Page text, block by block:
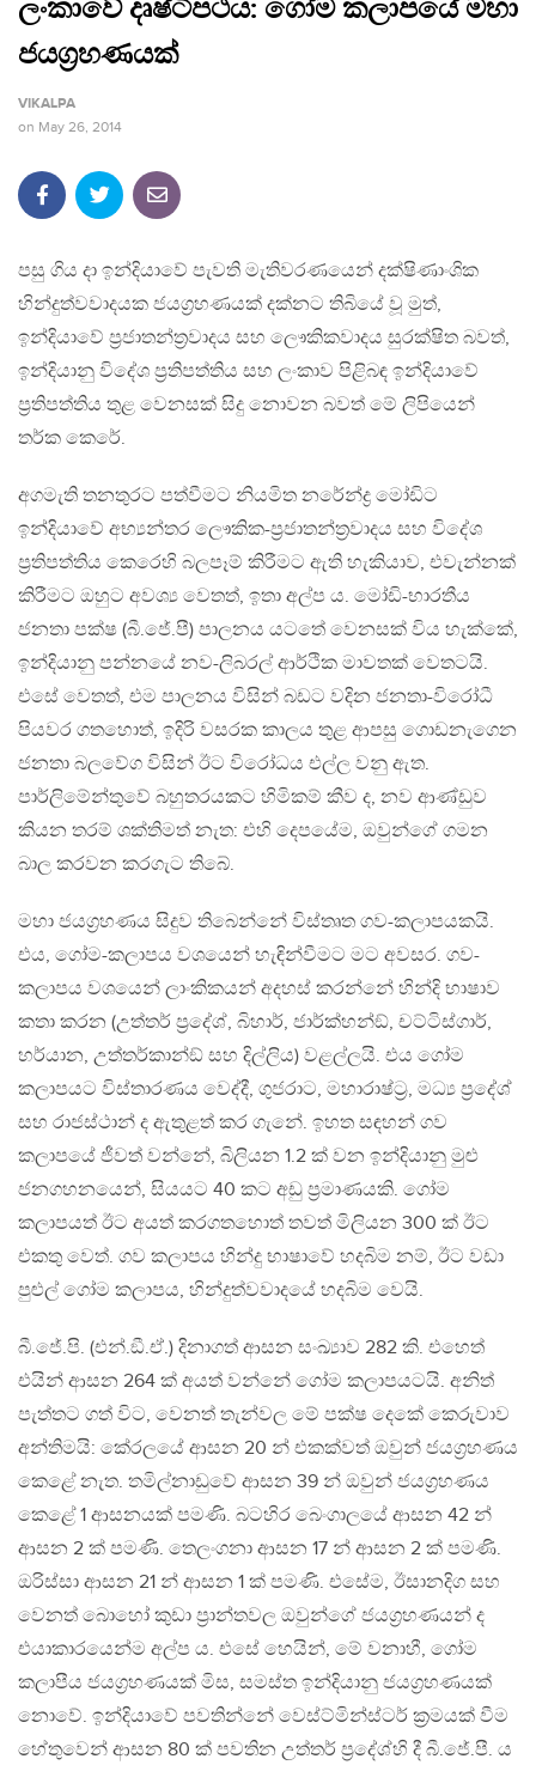
ලංකාවේ දෘෂ්ටිපථය: ගෝම කලාපයේ මහා
ජයග‍්‍රහණයක්
VIKALPA
on May 26, 2014
පසු ගිය දා ඉන්දියාවේ පැවති මැතිවරණයෙන් දක්ෂිණාංශික
හින්දුත්වවාදයක ජයග‍්‍රහණයක් දක්නට තිබියේ වූ මුත්,
ඉන්දියාවේ ප‍්‍රජාතන්ත‍්‍රවාදය සහ ලෞකිකවාදය සුරක්ෂිත බවත්,
ඉන්දියානු විදේශ ප‍්‍රතිපත්තිය සහ ලංකාව පිළිබඳ ඉන්දියාවේ
ප‍්‍රතිපත්තිය තුළ වෙනසක් සිදු නොවන බවත් මේ ලිපියෙන්
තර්ක කෙරේ.
අගමැති තනතුරට පත්වීමට නියමිත නරේන්ද්‍ර මෝඩිට
ඉන්දියාවේ අභ්‍යන්තර ලෞකික-ප‍්‍රජාතන්ත‍්‍රවාදය සහ විදේශ
ප‍්‍රතිපත්තිය කෙරෙහි බලපෑම් කිරීමට ඇති හැකියාව, එවැන්නක්
කිරීමට ඔහුට අවශ්‍ය වෙතත්, ඉතා අල්ප ය. මෝඩි-භාරතීය
ජනතා පක්ෂ (බී.ජේ.පී) පාලනය යටතේ වෙනසක් විය හැක්කේ,
ඉන්දියානු පන්නයේ නව-ලිබරල් ආර්ථික මාවතක් වෙතටයි.
එසේ වෙතත්, එම පාලනය විසින් බඩට වදින ජනතා-විරෝධී
පියවර ගතහොත්, ඉදිරි වසරක කාලය තුළ ආපසු ගොඩනැගෙන
ජනතා බලවේග විසින් ඊට විරෝධය එල්ල වනු ඇත.
පාර්ලිමේන්තුවේ බහුතරයකට හිමිකම් කීව ද, නව ආණ්ඩුව
කියන තරම් ශක්තිමත් නැත: එහි දෙපයේම, ඔවුන්ගේ ගමන
බාල කරවන කරගැට තිබේ.
මහා ජයග‍්‍රහණය සිදුව තිබෙන්නේ විස්තෘත ගව-කලාපයකයි.
එය, ගෝම-කලාපය වශයෙන් හැඳින්වීමට මට අවසර. ගව-
කලාපය වශයෙන් ලාංකිකයන් අදහස් කරන්නේ හින්දි භාෂාව
කතා කරන (උත්තර් ප‍්‍රදේශ්, බිහාර්, ජාර්ක්හන්ඞ්, චට්ටිස්ගාර්,
හර්යාන, උත්තර්කාන්ඞ් සහ දිල්ලිය) වළල්ලයි. එය ගෝම
කලාපයට විස්තාරණය වෙද්දී, ගුජරාට, මහාරාෂ්ට‍්‍ර, මධ්‍ය ප‍්‍රදේශ්
සහ රාජස්ථාන් ද ඇතුළත් කර ගැනේ. ඉහත සඳහන් ගව
කලාපයේ ජීවත් වන්නේ, බිලියන 1.2 ක් වන ඉන්දියානු මුළු
ජනගහනයෙන්, සියයට 40 කට අඩු ප‍්‍රමාණයකි. ගෝම
කලාපයත් ඊට අයත් කරගතහොත් තවත් මිලියන 300 ක් ඊට
එකතු වෙත්. ගව කලාපය හින්දු භාෂාවේ හදබිම නම්, ඊට වඩා
පුළුල් ගෝම කලාපය, හින්දුත්වවාදයේ හදබිම වෙයි.
බී.ජේ.පි. (එන්.ඞී.ඒ.) දිනාගත් ආසන සංඛ්‍යාව 282 කි. එහෙත්
එයින් ආසන 264 ක් අයත් වන්නේ ගෝම කලාපයටයි. අනිත්
පැත්තට ගත් විට, වෙනත් තැන්වල මේ පක්ෂ දෙකේ කෙරුවාව
අන්තිමයි: කේරලයේ ආසන 20 න් එකක්වත් ඔවුන් ජයග‍්‍රහණය
කෙළේ නැත. තමිල්නාඩුවේ ආසන 39 න් ඔවුන් ජයග‍්‍රහණය
කෙළේ 1 ආසනයක් පමණි. බටහිර බෙංගාලයේ ආසන 42 න්
ආසන 2 ක් පමණි. තෙලංගනා ආසන 17 න් ආසන 2 ක් පමණි.
ඔරිස්සා ආසන 21 න් ආසන 1 ක් පමණි. එසේම, ඊසානදිග සහ
වෙනත් බොහෝ කුඩා ප‍්‍රාන්තවල ඔවුන්ගේ ජයග‍්‍රහණයන් ද
එයාකාරයෙන්ම අල්ප ය. එසේ හෙයින්, මේ වනාහී, ගෝම
කලාපීය ජයග‍්‍රහණයක් මිස, සමස්ත ඉන්දියානු ජයග‍්‍රහණයක්
නොවේ. ඉන්දියාවේ පවතින්නේ වෙස්ට්මින්ස්ටර් ක‍්‍රමයක් වීම
හේතුවෙන් ආසන 80 ක් පවතින උත්තර් ප‍්‍රදේශ්හි දී බී.ජේ.පී. ය